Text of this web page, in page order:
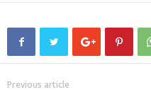
Previous article